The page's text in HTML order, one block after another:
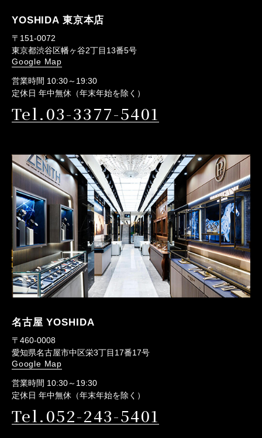
YOSHIDA 東京本店
〒151-0072
東京都渋谷区幡ヶ谷2丁目13番5号
Google Map
営業時間 10:30～19:30
定休日 年中無休（年末年始を除く）
Tel.03-3377-5401
名古屋 YOSHIDA
〒460-0008
愛知県名古屋市中区栄3丁目17番17号
Google Map
営業時間 10:30～19:30
定休日 年中無休（年末年始を除く）
Tel.052-243-5401